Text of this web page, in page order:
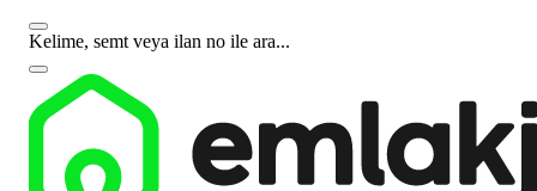
Kelime, semt veya ilan no ile ara...